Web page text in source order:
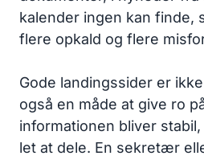
kalender ingen kan finde,
flere opkald og flere
Gode landingssider er
også en måde at give ro
informationen bliver
let at dele. En sekretær